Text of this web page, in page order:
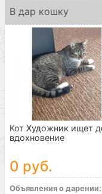
В дар кошку
Кот Художник ищет
вдохновение
0 руб.
Объявления о дарении: